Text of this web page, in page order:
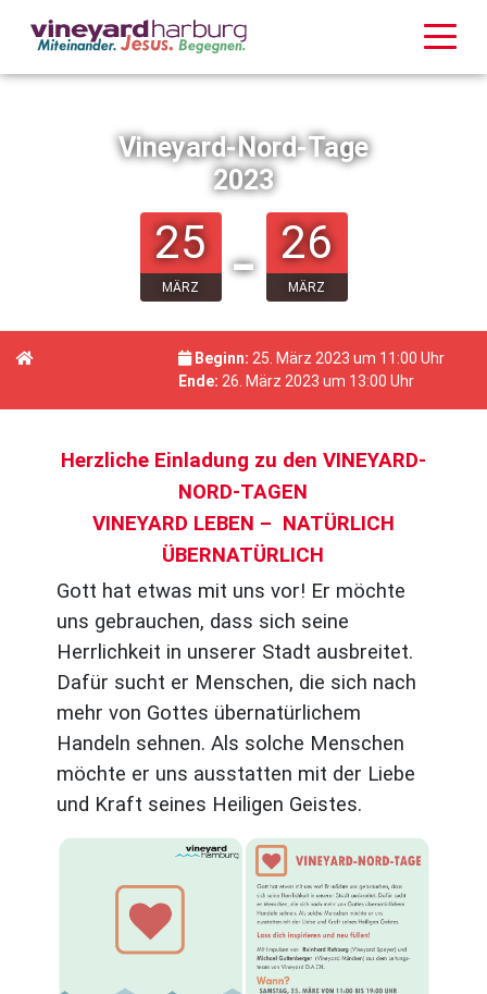
Vineyard-Nord-Tage
2023
25
MÄRZ - 26
MÄRZ
Beginn: 25. März 2023 um 11:00 Uhr
Ende: 26. März 2023 um 13:00 Uhr
Herzliche Einladung zu den VINEYARD-
NORD-TAGEN
VINEYARD LEBEN – NATÜRLICH
ÜBERNATÜRLICH
Gott hat etwas mit uns vor! Er möchte
uns gebrauchen, dass sich seine
Herrlichkeit in unserer Stadt ausbreitet.
Dafür sucht er Menschen, die sich nach
mehr von Gottes übernatürlichem
Handeln sehnen. Als solche Menschen
möchte er uns ausstatten mit der Liebe
und Kraft seines Heiligen Geistes.